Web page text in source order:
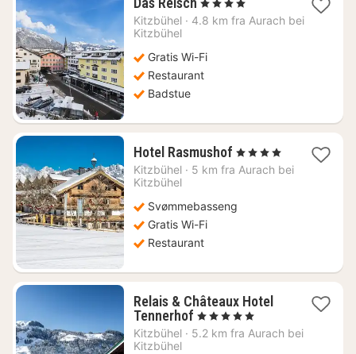
natt
kr.
, 4 Stjerner
Kitzbühel · 4.8 km fra Aurach bei
Kitzbühel
Gratis Wi-Fi
Restaurant
Badstue
Hotel Rasmushof 1
natt
kr.
, 4 Stjerner
Kitzbühel · 5 km fra Aurach bei
Kitzbühel
Svømmebasseng
Gratis Wi-Fi
Restaurant
Relais & Châteaux Hotel
Tennerhof 1
natt
, 5 Stjerner
Kitzbühel · 5.2 km fra Aurach bei
Kitzbühel